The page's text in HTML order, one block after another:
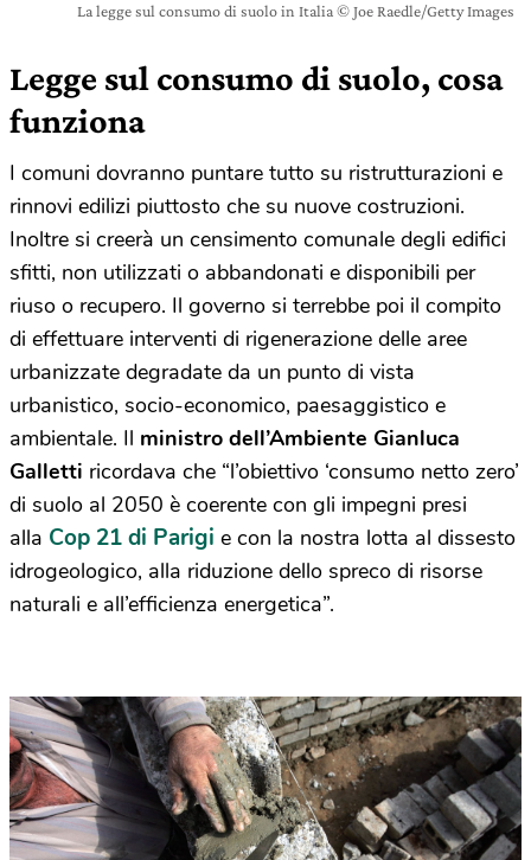
La legge sul consumo di suolo in Italia © Joe Raedle/Getty Images
Legge sul consumo di suolo, cosa
funziona
I comuni dovranno puntare tutto su ristrutturazioni e
rinnovi edilizi piuttosto che su nuove costruzioni.
Inoltre si creerà un censimento comunale degli edifici
sfitti, non utilizzati o abbandonati e disponibili per
riuso o recupero. Il governo si terrebbe poi il compito
di effettuare interventi di rigenerazione delle aree
urbanizzate degradate da un punto di vista
urbanistico, socio-economico, paesaggistico e
ambientale. Il ministro dell’Ambiente Gianluca
Galletti ricordava che “l’obiettivo ‘consumo netto zero’
di suolo al 2050 è coerente con gli impegni presi
alla Cop 21 di Parigi e con la nostra lotta al dissesto
idrogeologico, alla riduzione dello spreco di risorse
naturali e all’efficienza energetica”.